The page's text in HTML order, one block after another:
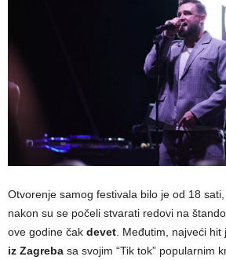
Otvorenje samog festivala bilo je od 18
nakon su se počeli stvarati redovi na
ove godine čak devet. Međutim, najveći hit
iz Zagreba sa svojim “Tik tok” popularnim